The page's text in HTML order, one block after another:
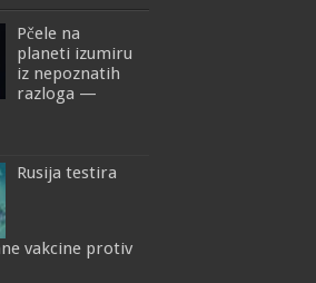
Pčele na
planeti izumiru
iz nepoznatih
razloga —
Rusija testira
vakcine protiv